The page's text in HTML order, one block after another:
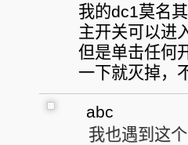
我的dc1莫名
主开关可以进
但是单击任何
一下就灭掉，
abc
我也遇到这